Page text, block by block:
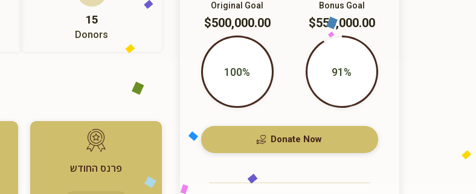
15
Donors
פרנס החודש
Bonus Goal
$550,000.00
91%
Original Goal
$500,000.00
100%
Donate Now